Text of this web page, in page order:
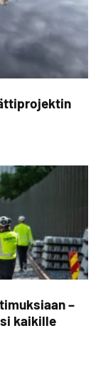
–
kaikille